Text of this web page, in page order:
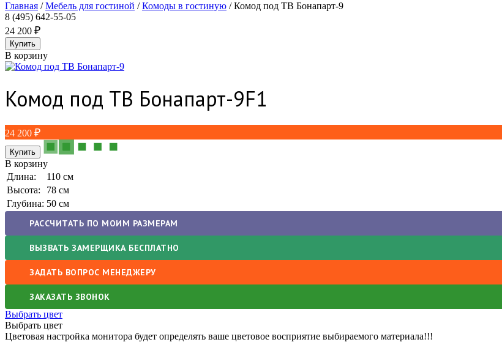
Главная /Мебель для гостиной /Комоды в гостиную /Комод под ТВ Бонапарт-9
8 (495) 642-55-05
24 200
В корзину
Комод под ТВ Бонапарт-9F1
24 200
В корзину
Длина:
110 см
Высота:
78 см
Глубина: 50 см
РАССЧИТАТЬ ПО МОИМ РАЗМЕРАМ
ВЫЗВАТЬ ЗАМЕРЩИКА БЕСПЛАТНО
ЗАДАТЬ ВОПРОС МЕНЕДЖЕРУ
ЗАКАЗАТЬ ЗВОНОК
Выбрать цвет
Выбрать цвет
Цветовая настройка монитора будет определять ваше цветовое восприятие выбираемого материала!!!